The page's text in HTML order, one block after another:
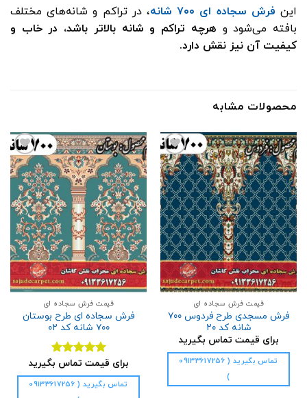
این فرش‌ سجاده ای ۷۰۰ شانه
، در تراکم و شانه‌های مختلف
بافته می‌شود و هرچه تراکم و شانه بالاتر باشد، در خاب و
کیفیت آن نیز نقش دارد.
محصولات مشابه
افزودن
به
علاقه
مندی
ها
قیمت فرش سجاده ای
فرش مسجدی طرح فردوس ۷۰۰
شانه کد ۲۰
برای قیمت تماس بگیرید
تماس بگیرید ( 09133617256
)
افزودن
به
علاقه
مندی
ها
قیمت فرش سجاده ای
فرش سجاده ای طرح بوستان
۷۰۰ شانه کد ۰۲
نمره5.00
از 5
برای قیمت تماس بگیرید
تماس بگیرید ( 09133617256